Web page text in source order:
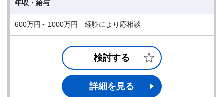
年収・給与
600万円～1000万円 経験により応相談
検討する
詳細を見る